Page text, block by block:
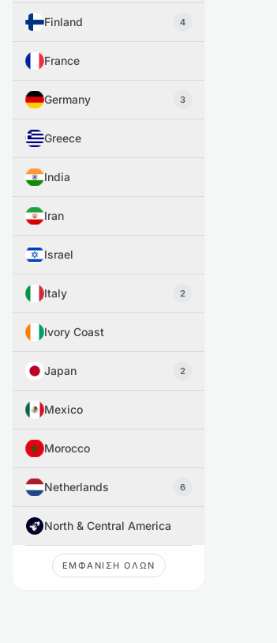
Finland 4
France
Germany 3
Greece
India
Iran
Israel
Italy 2
Ivory Coast
Japan 2
Mexico
Morocco
Netherlands 6
North & Central America
ΕΜΦΆΝΙΣΗ ΌΛΩΝ